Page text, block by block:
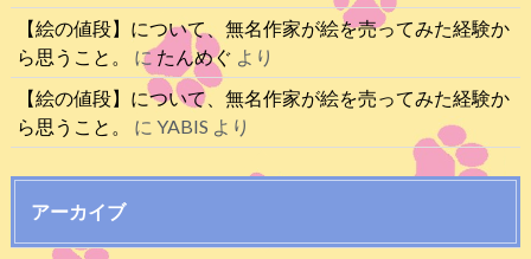
【絵の値段】について、無名作家が絵を売ってみた経験か
ら思うこと。
にたんめぐ より
【絵の値段】について、無名作家が絵を売ってみた経験か
ら思うこと。
に YABIS より
アーカイブ